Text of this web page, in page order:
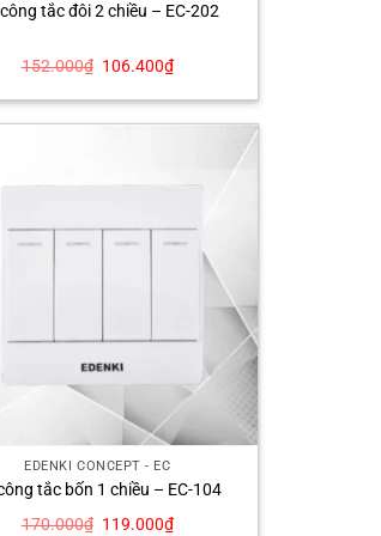
tắc đôi 2 chiều – EC-202
152.000₫ Giá
là:
106.400₫Giá
tại
EDENKI CONCEPT - EC
tắc bốn 1 chiều – EC-104
170.000₫ Giá
119.000₫Giá